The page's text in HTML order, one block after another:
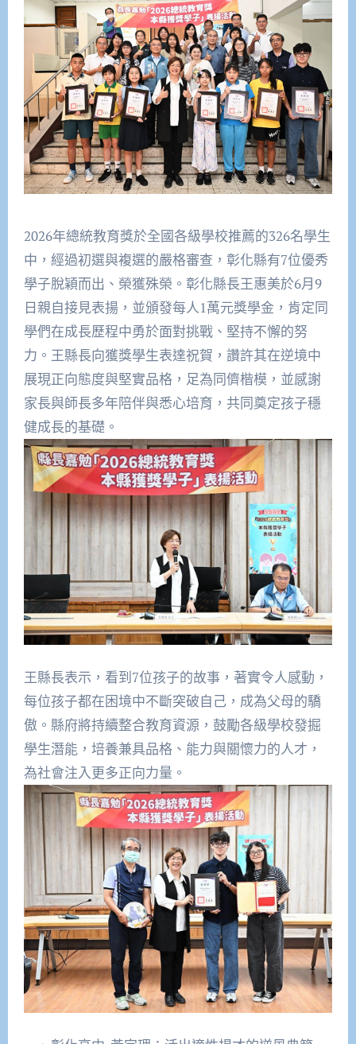
2026年總統教育獎於全國各級學校推薦的326名學生
中，經過初選與複選的嚴格審查，彰化縣有7位優秀
學子脫穎而出、榮獲殊榮。彰化縣長王惠美於6月9
日親自接見表揚，並頒發每人1萬元獎學金，肯定同
學們在成長歷程中勇於面對挑戰、堅持不懈的努
力。王縣長向獲獎學生表達祝賀，讚許其在逆境中
展現正向態度與堅實品格，足為同儕楷模，並感謝
家長與師長多年陪伴與悉心培育，共同奠定孩子穩
健成長的基礎。
王縣長表示，看到7位孩子的故事，著實令人感動，
每位孩子都在困境中不斷突破自己，成為父母的驕
傲。縣府將持續整合教育資源，鼓勵各級學校發掘
學生潛能，培養兼具品格、能力與關懷力的人才，
為社會注入更多正向力量。